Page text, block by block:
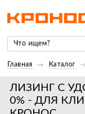
Главная Каталог
ЛИЗИНГ С
0% - ДЛЯ